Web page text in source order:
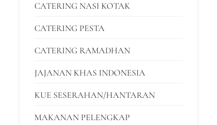
CATERING NASI KOTAK
CATERING PESTA
CATERING RAMADHAN
JAJANAN KHAS INDONESIA
KUE SESERAHAN/HANTARAN
MAKANAN PELENGKAP